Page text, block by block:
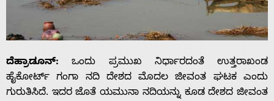
ದೆಹ್ರಾಡೂನ್: ಒಂದು ಪ್ರಮುಖ ನಿರ್ಧಾರದಂತೆ ಉತ್ತರಾಖಂಡ
ಹೈಕೋರ್ಟ್ ಗಂಗಾ ನದಿ ದೇಶದ ಮೊದಲ ಜೀವಂತ ಘಟಕ ಎಂದು
ಗುರುತಿಸಿದೆ. ಇದರ ಜೊತೆ ಯಮುನಾ ನದಿಯನ್ನು ಕೂಡ ದೇಶದ ಜೀವಂತ